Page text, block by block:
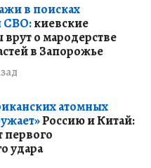
в поисках
СВО:киевские
о мародерстве
в Запорожье
атомных
Россию и Китай:
первого
удара